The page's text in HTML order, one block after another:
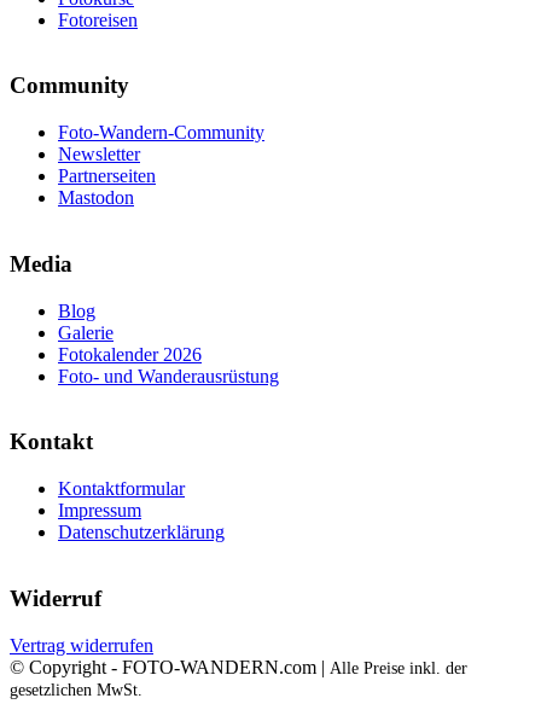
Fotoreisen
Community
Foto-Wandern-Community
Newsletter
Partnerseiten
Mastodon
Media
Blog
Galerie
Fotokalender 2026
Foto- und Wanderausrüstung
Kontakt
Kontaktformular
Impressum
Datenschutzerklärung
Widerruf
Vertrag widerrufen
© Copyright - FOTO-WANDERN.com | Alle Preise inkl. der
gesetzlichen MwSt.